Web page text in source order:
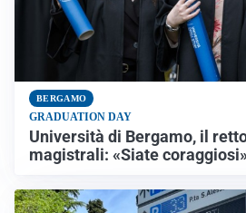
BERGAMO
GRADUATION DAY
Università di Bergamo, il
magistrali: «Siate